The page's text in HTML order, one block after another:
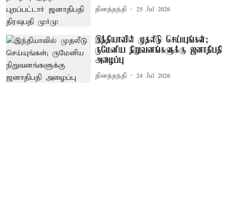
தினத்தந்தி 25 Jul 2026
இந்தியாவில் முதலீடு செய்யுங்கள்;
ருமேனிய நிறுவனங்களுக்கு ஜனாதிபதி
அழைப்பு
தினத்தந்தி 24 Jul 2026